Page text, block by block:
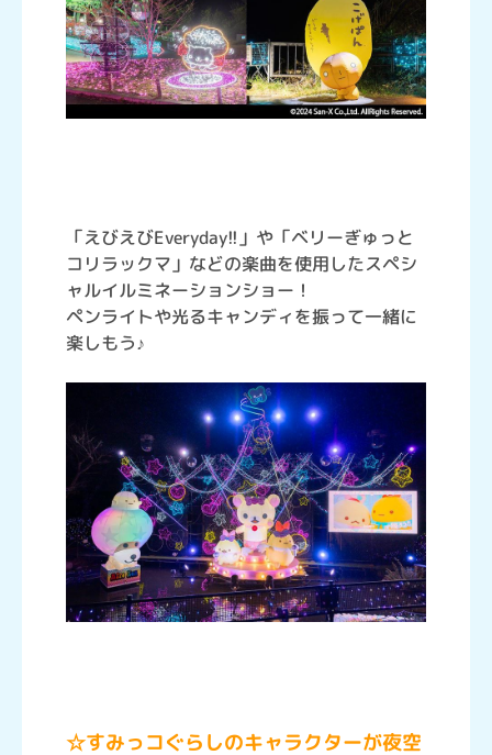
「えびえびEveryday!!」や「ベリーぎゅっと
コリラックマ」などの楽曲を使用したスペシ
ャルイルミネーションショー！
ペンライトや光るキャンディを振って一緒に
楽しもう♪
☆すみっコぐらしのキャラクターが夜空